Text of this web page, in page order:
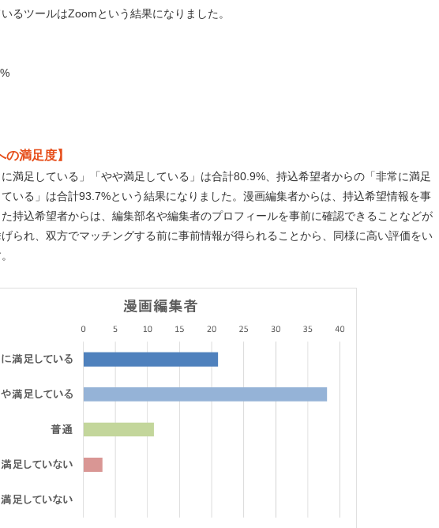
るツールはZoomという結果になりました。
の満足度】
満足している」「やや満足している」は合計80.9%、持込希望者からの「非常に満足
いる」は合計93.7%という結果になりました。漫画編集者からは、持込希望情報を事
持込希望者からは、編集部名や編集者のプロフィールを事前に確認できることなどが
られ、双方でマッチングする前に事前情報が得られることから、同様に高い評価をい